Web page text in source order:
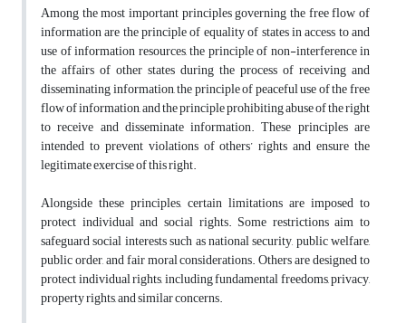
Among the most important principles governing the free flow of
information are the principle of equality of states in access to and
use of information resources, the principle of non-interference in
the affairs of other states during the process of receiving and
disseminating information, the principle of peaceful use of the free
flow of information, and the principle prohibiting abuse of the right
to receive and disseminate information. These principles are
intended to prevent violations of others’ rights and ensure the
legitimate exercise of this right.
Alongside these principles, certain limitations are imposed to
protect individual and social rights. Some restrictions aim to
safeguard social interests such as national security, public welfare,
public order, and fair moral considerations. Others are designed to
protect individual rights, including fundamental freedoms, privacy,
property rights, and similar concerns.